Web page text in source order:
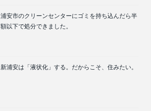
浦安市のクリーンセンターにゴミを持ち込んだら半
額以下で処分できました。
新浦安は「液状化」する。だからこそ、住みたい。